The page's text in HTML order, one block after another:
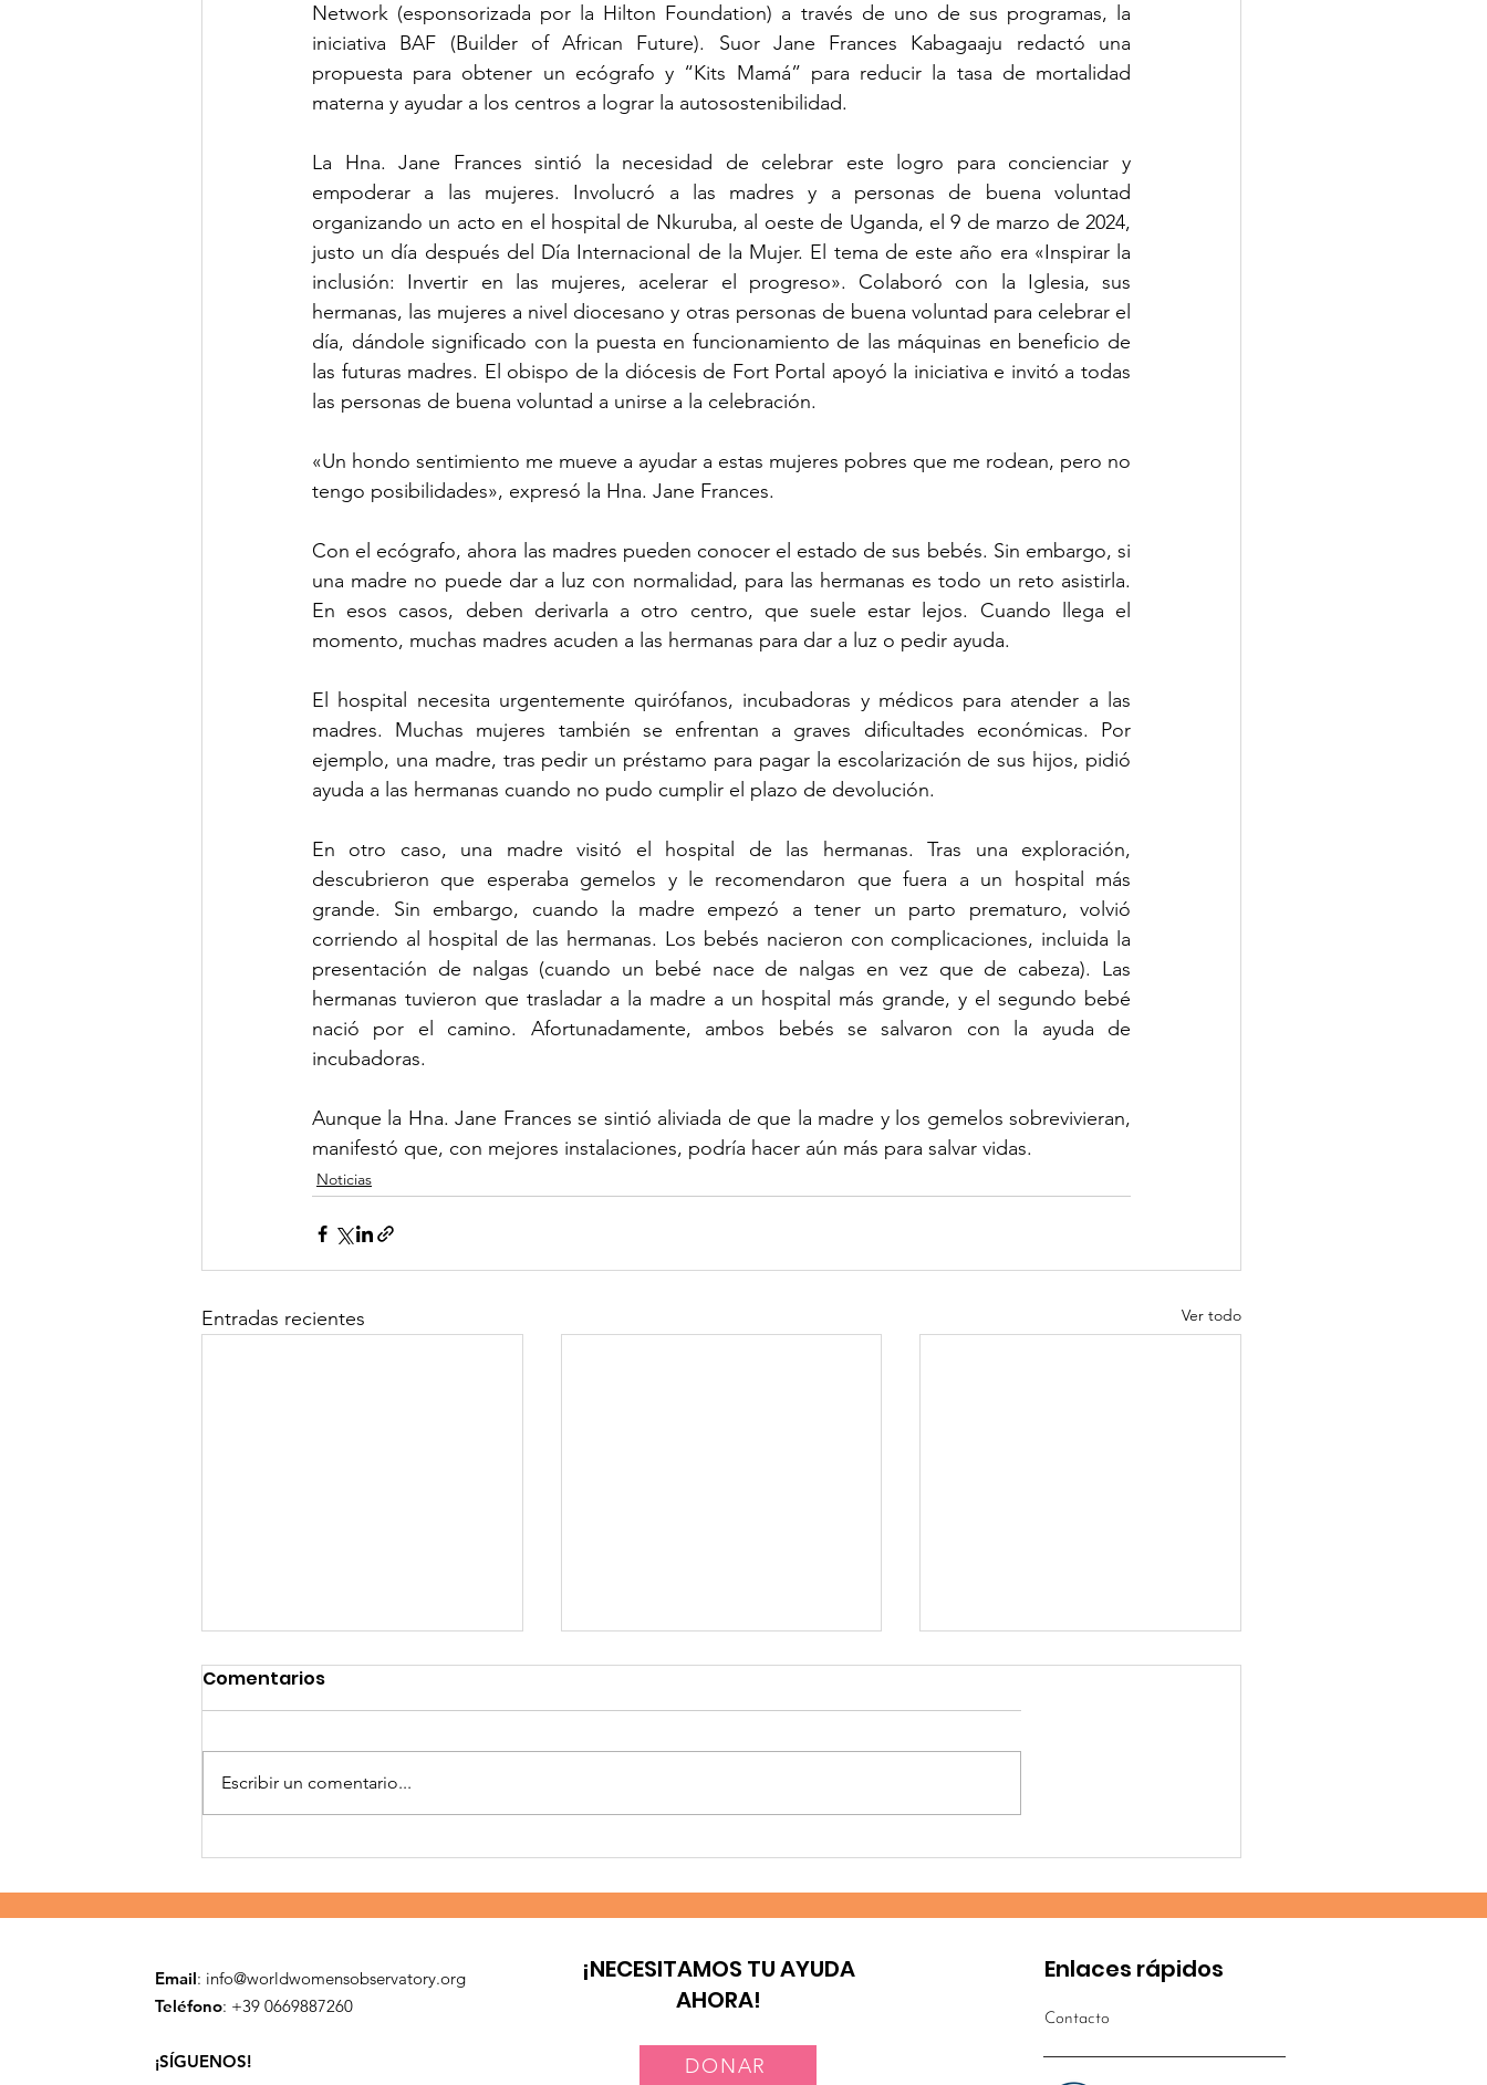
Network (esponsorizada por la Hilton Foundation) a través de uno de sus programas, la
iniciativa BAF (Builder of African Future). Suor Jane Frances Kabagaaju redactó una
propuesta para obtener un ecógrafo y “Kits Mamá” para reducir la tasa de mortalidad
materna y ayudar a los centros a lograr la autosostenibilidad.
La Hna. Jane Frances sintió la necesidad de celebrar este logro para concienciar y
empoderar a las mujeres. Involucró a las madres y a personas de buena voluntad
organizando un acto en el hospital de Nkuruba, al oeste de Uganda, el 9 de marzo de 2024,
justo un día después del Día Internacional de la Mujer. El tema de este año era «Inspirar la
inclusión: Invertir en las mujeres, acelerar el progreso». Colaboró con la Iglesia, sus
hermanas, las mujeres a nivel diocesano y otras personas de buena voluntad para celebrar el
día, dándole significado con la puesta en funcionamiento de las máquinas en beneficio de
las futuras madres. El obispo de la diócesis de Fort Portal apoyó la iniciativa e invitó a todas
las personas de buena voluntad a unirse a la celebración.
«Un hondo sentimiento me mueve a ayudar a estas mujeres pobres que me rodean, pero no
tengo posibilidades», expresó la Hna. Jane Frances.
Con el ecógrafo, ahora las madres pueden conocer el estado de sus bebés. Sin embargo, si
una madre no puede dar a luz con normalidad, para las hermanas es todo un reto asistirla.
En esos casos, deben derivarla a otro centro, que suele estar lejos. Cuando llega el
momento, muchas madres acuden a las hermanas para dar a luz o pedir ayuda.
El hospital necesita urgentemente quirófanos, incubadoras y médicos para atender a las
madres. Muchas mujeres también se enfrentan a graves dificultades económicas. Por
ejemplo, una madre, tras pedir un préstamo para pagar la escolarización de sus hijos, pidió
ayuda a las hermanas cuando no pudo cumplir el plazo de devolución.
En otro caso, una madre visitó el hospital de las hermanas. Tras una exploración,
descubrieron que esperaba gemelos y le recomendaron que fuera a un hospital más
grande. Sin embargo, cuando la madre empezó a tener un parto prematuro, volvió
corriendo al hospital de las hermanas. Los bebés nacieron con complicaciones, incluida la
presentación de nalgas (cuando un bebé nace de nalgas en vez que de cabeza). Las
hermanas tuvieron que trasladar a la madre a un hospital más grande, y el segundo bebé
nació por el camino. Afortunadamente, ambos bebés se salvaron con la ayuda de
incubadoras.
Aunque la Hna. Jane Frances se sintió aliviada de que la madre y los gemelos sobrevivieran,
manifestó que, con mejores instalaciones, podría hacer aún más para salvar vidas.
Noticias
Entradas recientes Ver todo
Laicos y consagrados:
misión
Nuevo proyecto en
Comentarios
Escribir un comentario...
Email: info@worldwomensobservatory.org
Teléfono: ​+39 0669887260
¡SÍGUENOS!
¡NECESITAMOS TU AYUDA
AHORA!
DONAR
Enlaces rápidos
Contacto